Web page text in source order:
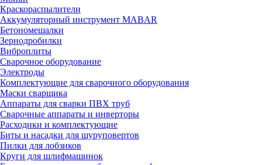
Краскораспылители
Аккумуляторный инструмент MABAR
Бетономешалки
Зернодробилки
Виброплиты
Сварочное оборудование
Электроды
Комплектующие для сварочного оборудования
Маски сварщика
Аппараты для сварки ПВХ труб
Сварочные аппараты и инверторы
Расходики и комплектующие
Биты и насадки для шуруповертов
Пилки для лобзиков
Круги для шлифмашинок